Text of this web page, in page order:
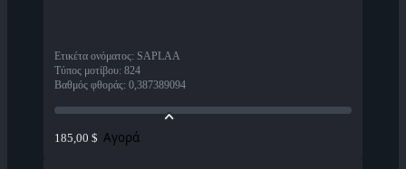
Ετικέτα ονόματος: SAPLAA
Τύπος μοτίβου: 824
Βαθμός φθοράς: 0,387389094
185,00 $ Αγορά